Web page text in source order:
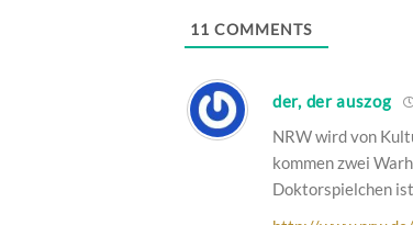
11 COMMENTS
der, der auszog
NRW wird von
kommen zwei
Doktorspielchen